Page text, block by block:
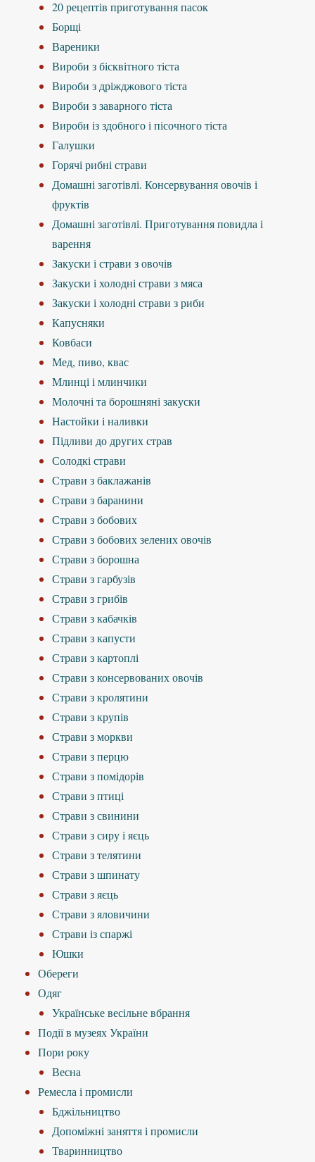
20 рецептів приготування пасок
Борщі
Вареники
Вироби з бісквітного тіста
Вироби з дріжджового тіста
Вироби з заварного тіста
Вироби із здобного і пісочного тіста
Галушки
Горячі рибні страви
Домашні заготівлі. Консервування овочів і
фруктів
Домашні заготівлі. Приготування повидла і
варення
Закуски і страви з овочів
Закуски і холодні страви з мяса
Закуски і холодні страви з риби
Капусняки
Ковбаси
Мед, пиво, квас
Млинці і млинчики
Молочні та борошняні закуски
Настойки і наливки
Підливи до других страв
Солодкі страви
Страви з баклажанів
Страви з баранини
Страви з бобових
Страви з бобових зелених овочів
Страви з борошна
Страви з гарбузів
Страви з грибів
Страви з кабачків
Страви з капусти
Страви з картоплі
Страви з консервованих овочів
Страви з кролятини
Страви з крупів
Страви з моркви
Страви з перцю
Страви з помідорів
Страви з птиці
Страви з свинини
Страви з сиру і яєць
Страви з телятини
Страви з шпинату
Страви з яєць
Страви з яловичини
Страви із спаржі
Юшки
Обереги
Одяг
Українське весільне вбрання
Події в музеях України
Пори року
Весна
Ремесла і промисли
Бджільництво
Допоміжні заняття і промисли
Тваринництво